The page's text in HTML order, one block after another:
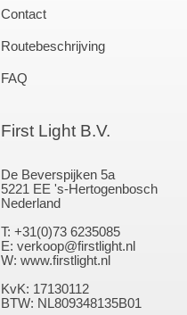
Contact
Routebeschrijving
FAQ
First Light B.V.
De Beverspijken 5a
5221 EE 's-Hertogenbosch
Nederland
T: +31(0)73 6235085
E: verkoop@firstlight.nl
W: www.firstlight.nl
KvK: 17130112
BTW: NL809348135B01